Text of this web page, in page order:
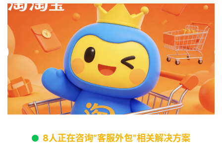
8人正在咨询“客服外包”相关解决方案